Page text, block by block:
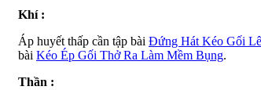
Khí :
Áp huyết thấp cần tập bài Đứng Hát Kéo Gối
bài Kéo Ép Gối Thở Ra Làm Mềm Bụng.
Thần :